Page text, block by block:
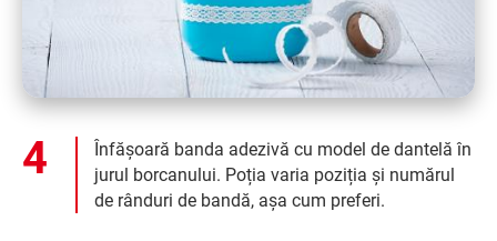
Înfășoară banda adezivă cu model de dantelă în
jurul borcanului. Poția varia poziția și numărul
de rânduri de bandă, așa cum preferi.